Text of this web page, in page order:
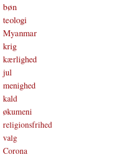
bøn
teologi
Myanmar
krig
kærlighed
jul
menighed
kald
økumeni
religionsfrihed
valg
Corona